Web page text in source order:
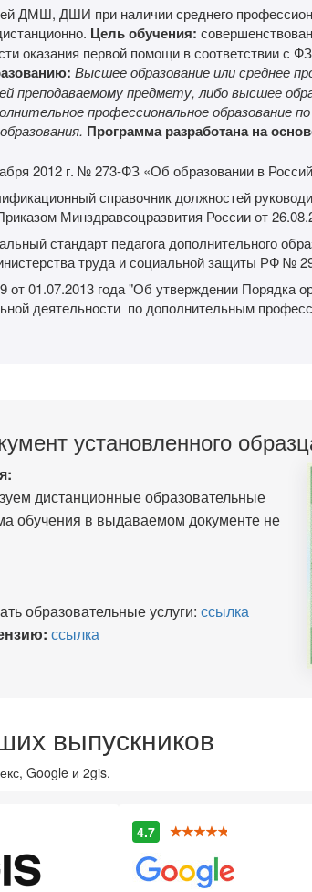
ДМШ, ДШИ при наличии среднего
Цель обучения:
оказания первой помощи в соответствии с
Высшее образование или среднее
предмету, либо высшее
профессиональное образование
Программа разработана на
2012 г. № 273-ФЗ «Об образовании в
справочник должностей
Минздравсоцразвития России от
стандарт педагога дополнительного
труда и социальной защиты РФ №
от 01.07.2013 года "Об утверждении Порядка
деятельности по дополнительным
установленного
дистанционные образовательные
обучения в выдаваемом документе не
образовательные услуги: ссылка
ссылка
выпускников
Google и 2gis.
4.7